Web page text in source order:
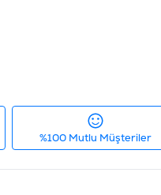
%100 Mutlu Müşteriler